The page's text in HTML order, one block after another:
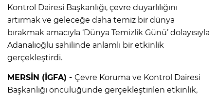
Kontrol Dairesi Başkanlığı, çevre duyarlılığını
artırmak ve geleceğe daha temiz bir dünya
bırakmak amacıyla ‘Dünya Temizlik Günü’ dolayısıyla
Adanalıoğlu sahilinde anlamlı bir etkinlik
gerçekleştirdi.
MERSİN (İGFA) - Çevre Koruma ve Kontrol Dairesi
Başkanlığı öncülüğünde gerçekleştirilen etkinlik,